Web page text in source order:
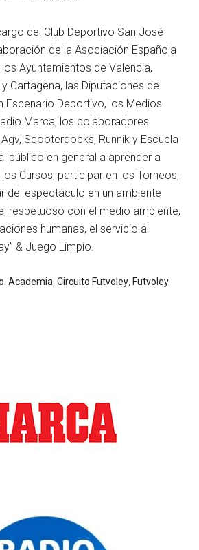
del Club Deportivo San José
de la Asociación Española
Ayuntamientos de Valencia,
Cartagena, las Diputaciones de
Escenario Deportivo, los Medios
Marca, los colaboradores
Scooterdocks, Runnik y Escuela
público en general a aprender a
Cursos, participar en los Torneos,
del espectáculo en un ambiente
respetuoso con el medio ambiente,
humanas, el servicio al
& Juego Limpio.
,Academia ,Circuito Futvoley Futvoley